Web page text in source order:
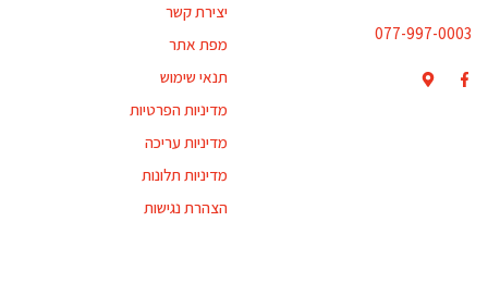
077-997-0003
יצירת קשר
מפת אתר
תנאי שימוש
מדיניות הפרטיות
מדיניות עריכה
מדיניות תלונות
הצהרת נגישות